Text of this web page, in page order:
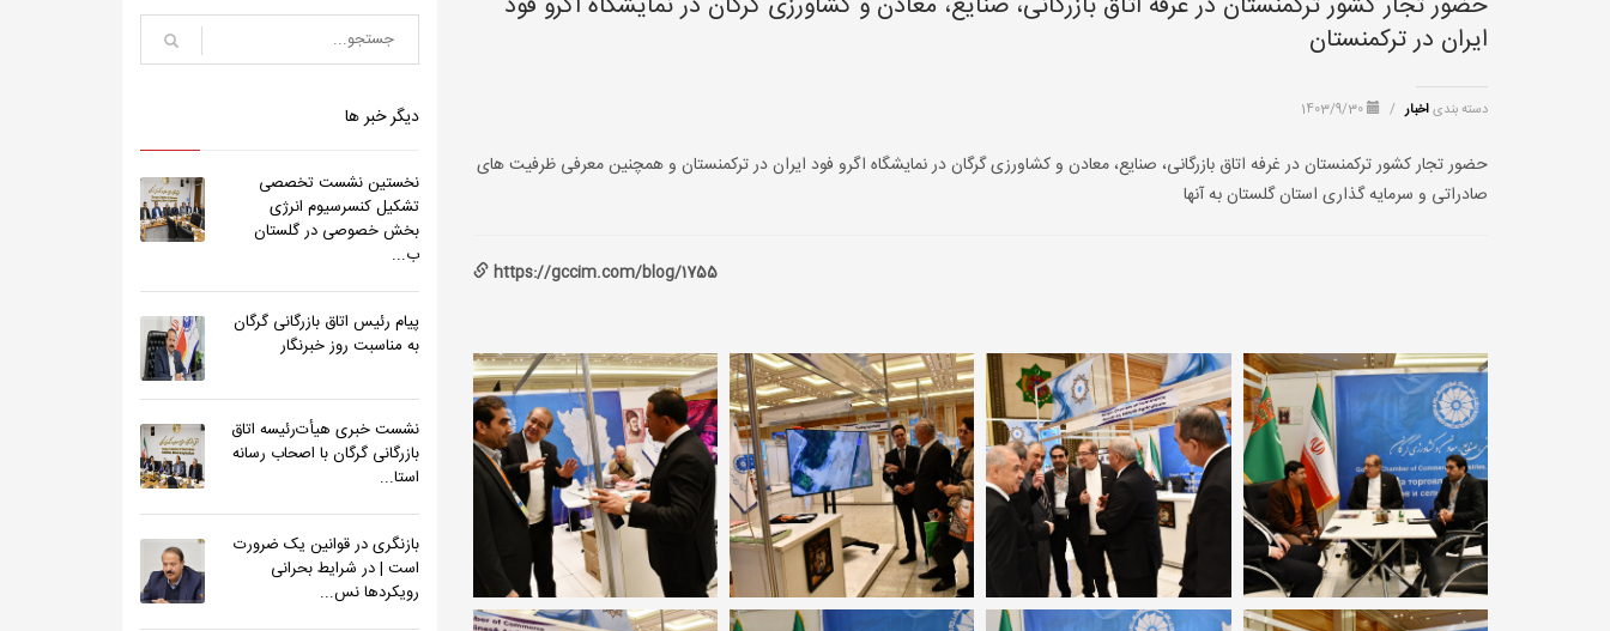
دیگر خبر ها
نخستین نشست تخصصی
تشکیل کنسرسیوم انرژی
بخش خصوصی در گلستان
ب...
پیام رئیس اتاق بازرگانی گرگان
به مناسبت روز خبرنگار
نشست خبری هیأت‌رئیسه اتاق
بازرگانی گرگان با اصحاب رسانه
استا...
بازنگری در قوانین یک ضرورت
است | در شرایط بحرانی
رویکردها نس...
ایران در ترکمنستان
دسته بندیاخبار /
حضور تجار کشور ترکمنستان در غرفه اتاق بازرگانی، صنایع، معادن و کشاورزی گرگان در نمایشگاه اگرو فود ایران در ترکمنستان و همچنین معرفی ظرفیت های
صادراتی و سرمایه گذاری استان گلستان به آنها
https://gccim.com/blog/1755